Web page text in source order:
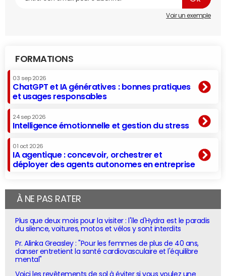
Voir un exemple
FORMATIONS
03 sep 2026
ChatGPT et IA génératives : bonnes pratiques
et usages responsables
24 sep 2026
Intelligence émotionnelle et gestion du stress
01 oct 2026
IA agentique : concevoir, orchestrer et
déployer des agents autonomes en entreprise
À NE PAS RATER
Plus que deux mois pour la visiter : l'île d'Hydra est le paradis
du silence, voitures, motos et vélos y sont interdits
Pr. Alinka Greasley : "Pour les femmes de plus de 40 ans,
danser entretient la santé cardiovasculaire et l'équilibre
mental"
Voici les revêtements de sol à éviter si vous voulez une